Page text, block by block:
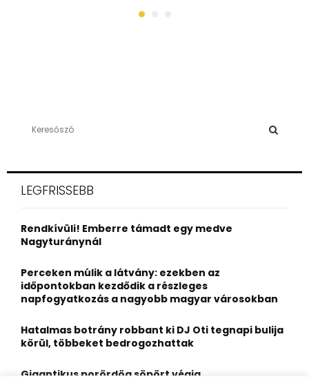
h
o
r
H
LEGFRISSEBB
Rendkívüli! Emberre támadt egy medve
Nagyturánynál
Perceken múlik a látvány: ezekben az
időpontokban kezdődik a részleges
napfogyatkozás a nagyobb magyar városokban
Hatalmas botrány robbant ki DJ Oti tegnapi bulija
körül, többeket bedrogozhattak
Gigantikus porördög söpört végig